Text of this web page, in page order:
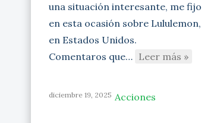
una situación interesante, me fijo
en esta ocasión sobre Lululemon,
en Estados Unidos.
Comentaros que… Leer más »
diciembre 19, 2025 Acciones